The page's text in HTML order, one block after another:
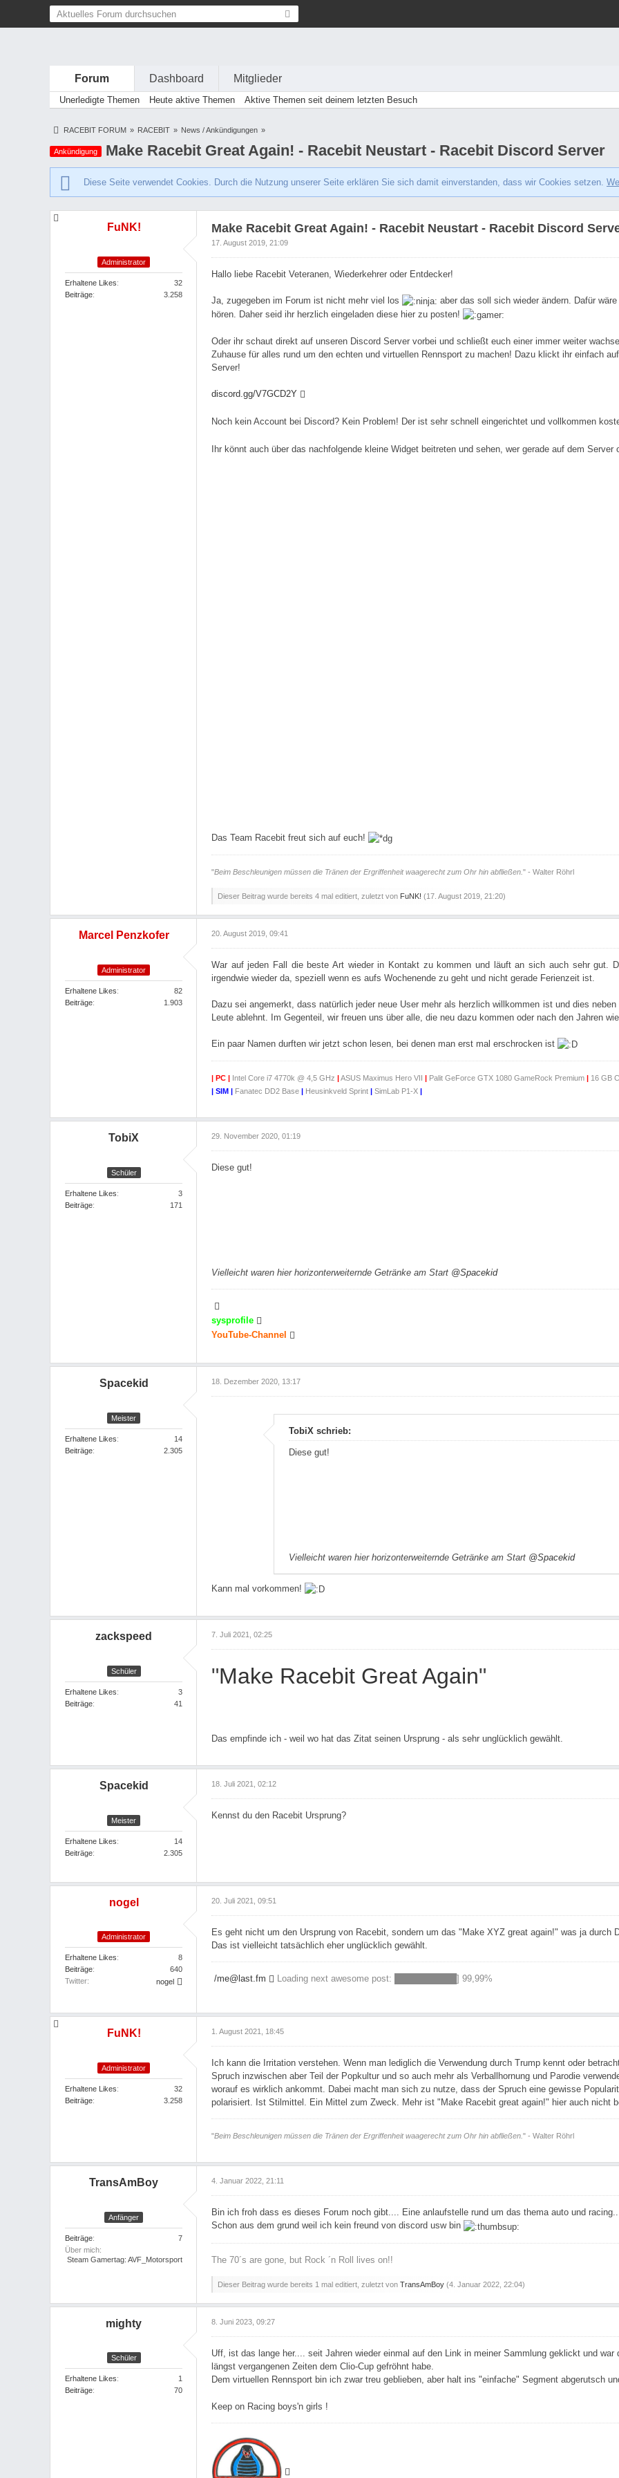
Forum Dashboard Mitglieder
Unerledigte Themen Heute aktive Themen Aktive Themen seit deinem letzten Besuch
RACEBIT FORUM » RACEBIT » News / Ankündigungen »
Ankündigung Make Racebit Great Again! - Racebit Neustart - Racebit Discord Server
Diese Seite verwendet Cookies. Durch die Nutzung unserer Seite erklären Sie sich damit einverstanden, dass wir Cookies setzen.
FuNK!
Administrator
Erhaltene Likes
32
Beiträge
3.258
Make Racebit Great Again! - Racebit Neustart - Racebit Discord
17. August 2019, 21:09
Hallo liebe Racebit Veteranen, Wiederkehrer oder Entdecker!
Ja, zugegeben im Forum ist nicht mehr viel los
aber das soll sich wieder ändern. Dafür
hören. Daher seid ihr herzlich eingeladen diese hier zu posten!
Oder ihr schaut direkt auf unseren Discord Server vorbei und schließt euch einer immer weiter
Zuhause für alles rund um den echten und virtuellen Rennsport zu machen! Dazu klickt ihr einfach
Server!
discord.gg/V7GCD2Y
Noch kein Account bei Discord? Kein Problem! Der ist sehr schnell eingerichtet und vollkommen
Ihr könnt auch über das nachfolgende kleine Widget beitreten und sehen, wer gerade auf dem Server
Das Team Racebit freut sich auf euch!
"Beim Beschleunigen müssen die Tränen der Ergriffenheit waagerecht zum Ohr hin abfließen. " - Walter Röhrl
Dieser Beitrag wurde bereits 4 mal editiert, zuletzt von FuNK! (17. August 2019, 21:20)
Marcel Penzkofer
Administrator
Erhaltene Likes
82
Beiträge
1.903
20. August 2019, 09:41
War auf jeden Fall die beste Art wieder in Kontakt zu kommen und läuft an sich auch sehr gut.
irgendwie wieder da, speziell wenn es aufs Wochenende zu geht und nicht gerade Ferienzeit ist.
Dazu sei angemerkt, dass natürlich jeder neue User mehr als herzlich willkommen ist und dies
Leute ablehnt. Im Gegenteil, wir freuen uns über alle, die neu dazu kommen oder nach den Jahren
Ein paar Namen durften wir jetzt schon lesen, bei denen man erst mal erschrocken ist
| PC | Intel Core i7 4770k @ 4,5 GHz ASUS Maximus Hero VII Palit GeForce GTX 1080 GameRock Premium
16 GB
| SIM |
Fanatec DD2 Base Heusinkveld Sprint SimLab P1-X
TobiX
Schüler
Erhaltene Likes
3
Beiträge
171
29. November 2020, 01:19
Diese gut!
Vielleicht waren hier horizonterweiternde Getränke am Start @Spacekid
sysprofile
YouTube-Channel
Spacekid
Meister
Erhaltene Likes
14
Beiträge
2.305
18. Dezember 2020, 13:17
TobiX schrieb:
Diese gut!
Vielleicht waren hier horizonterweiternde Getränke am Start @Spacekid
Kann mal vorkommen!
zackspeed
Schüler
Erhaltene Likes
3
Beiträge
41
7. Juli 2021, 02:25
"Make Racebit Great Again"
Das empfinde ich - weil wo hat das Zitat seinen Ursprung - als sehr unglücklich gewählt.
Spacekid
Meister
Erhaltene Likes
14
Beiträge
2.305
18. Juli 2021, 02:12
Kennst du den Racebit Ursprung?
nogel
Administrator
Erhaltene Likes
8
Beiträge
640
Twitter
nogel
20. Juli 2021, 09:51
Es geht nicht um den Ursprung von Racebit, sondern um das "Make XYZ great again!" was ja durch
Das ist vielleicht tatsächlich eher unglücklich gewählt.
/me@last.fm Loading next awesome post: ██████████] 99,99%
FuNK!
Administrator
Erhaltene Likes
32
Beiträge
3.258
1. August 2021, 18:45
Ich kann die Irritation verstehen. Wenn man lediglich die Verwendung durch Trump kennt oder
Spruch inzwischen aber Teil der Popkultur und so auch mehr als Verballhornung und Parodie
worauf es wirklich ankommt. Dabei macht man sich zu nutze, dass der Spruch eine gewisse
polarisiert. Ist Stilmittel. Ein Mittel zum Zweck. Mehr ist "Make Racebit great again!" hier auch nicht
"Beim Beschleunigen müssen die Tränen der Ergriffenheit waagerecht zum Ohr hin abfließen." - Walter Röhrl
TransAmBoy
Anfänger
Beiträge
7
Über mich
Steam Gamertag: AVF_Motorsport
4. Januar 2022, 21:11
Bin ich froh dass es dieses Forum noch gibt.... Eine anlaufstelle rund um das thema auto und
Schon aus dem grund weil ich kein freund von discord usw bin
The 70´s are gone, but Rock ´n Roll lives on!!
Dieser Beitrag wurde bereits 1 mal editiert, zuletzt von TransAmBoy (4. Januar 2022, 22:04)
mighty
Schüler
Erhaltene Likes
1
Beiträge
70
8. Juni 2023, 09:27
Uff, ist das lange her.... seit Jahren wieder einmal auf den Link in meiner Sammlung geklickt und
längst vergangenen Zeiten dem Clio-Cup gefröhnt habe.
Dem virtuellen Rennsport bin ich zwar treu geblieben, aber halt ins "einfache" Segment abgerutsch
Keep on Racing boys'n girls !